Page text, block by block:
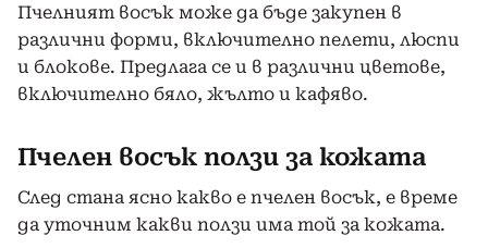
Пчелният восък може да бъде закупен в
различни форми, включително пелети, люспи
и блокове. Предлага се и в различни цветове,
включително бяло, жълто и кафяво.
Пчелен восък ползи за кожата
След стана ясно какво е пчелен восък, е време
да уточним какви ползи има той за кожата.